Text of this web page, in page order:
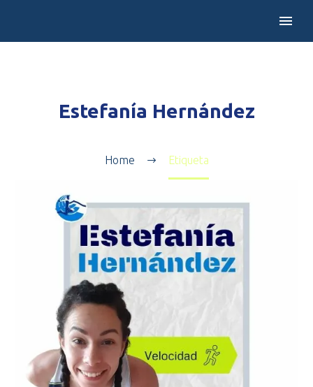
Estefanía Hernández
Home Etiqueta